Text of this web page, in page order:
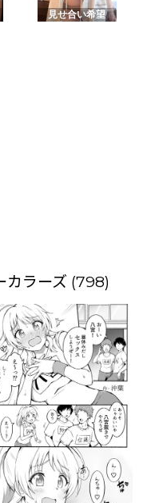
見せ合い希望
カラーズ (798)